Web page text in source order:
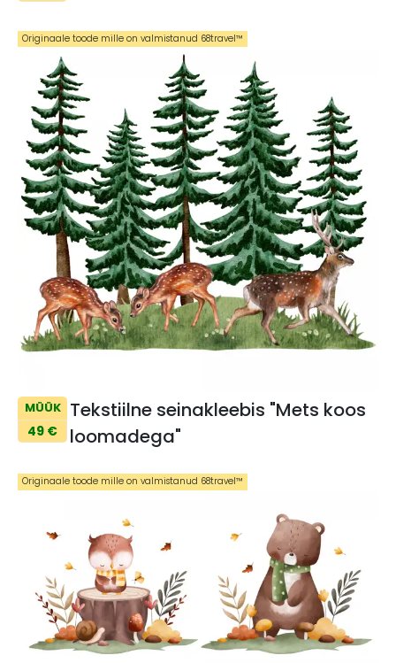
MÜÜK
49 €
Tekstiilne seinakleebis "Mets koos
loomadega"
Originaale toode mille on valmistanud 68travel™️
Originaale toode mille on valmistanud 68travel™️